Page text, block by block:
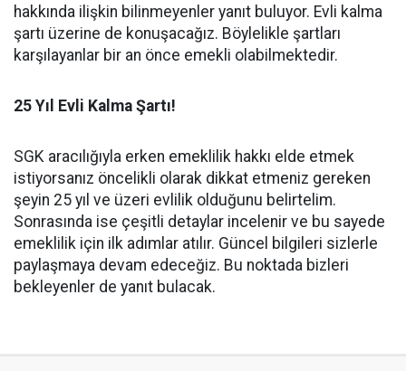
hakkında ilişkin bilinmeyenler yanıt buluyor. Evli kalma
şartı üzerine de konuşacağız. Böylelikle şartları
karşılayanlar bir an önce emekli olabilmektedir.
25 Yıl Evli Kalma Şartı!
SGK aracılığıyla erken emeklilik hakkı elde etmek
istiyorsanız öncelikli olarak dikkat etmeniz gereken
şeyin 25 yıl ve üzeri evlilik olduğunu belirtelim.
Sonrasında ise çeşitli detaylar incelenir ve bu sayede
emeklilik için ilk adımlar atılır. Güncel bilgileri sizlerle
paylaşmaya devam edeceğiz. Bu noktada bizleri
bekleyenler de yanıt bulacak.